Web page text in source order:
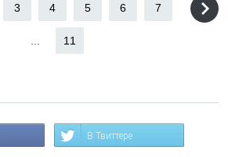
3 4 5 6 7
11
В Твиттере